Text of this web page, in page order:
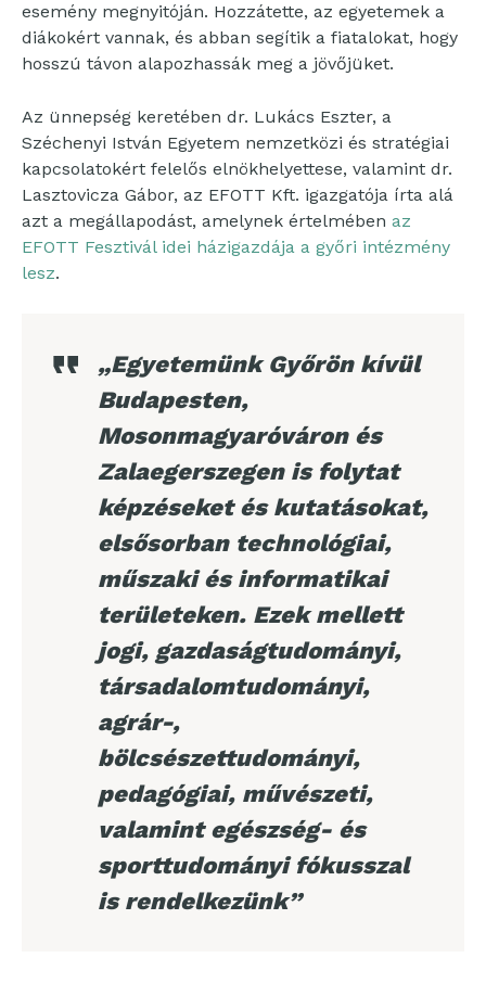
esemény megnyitóján. Hozzátette, az egyetemek a
diákokért vannak, és abban segítik a fiatalokat, hogy
hosszú távon alapozhassák meg a jövőjüket.
Az ünnepség keretében dr. Lukács Eszter, a
Széchenyi István Egyetem nemzetközi és stratégiai
kapcsolatokért felelős elnökhelyettese, valamint dr.
Lasztovicza Gábor, az EFOTT Kft. igazgatója írta alá
azt a megállapodást, amelynek értelmében az
EFOTT Fesztivál idei házigazdája a győri intézmény
lesz.
„Egyetemünk Győrön kívül
Budapesten,
Mosonmagyaróváron és
Zalaegerszegen is folytat
képzéseket és kutatásokat,
elsősorban technológiai,
műszaki és informatikai
területeken. Ezek mellett
jogi, gazdaságtudományi,
társadalomtudományi,
agrár-,
bölcsészettudományi,
pedagógiai, művészeti,
valamint egészség- és
sporttudományi fókusszal
is rendelkezünk”